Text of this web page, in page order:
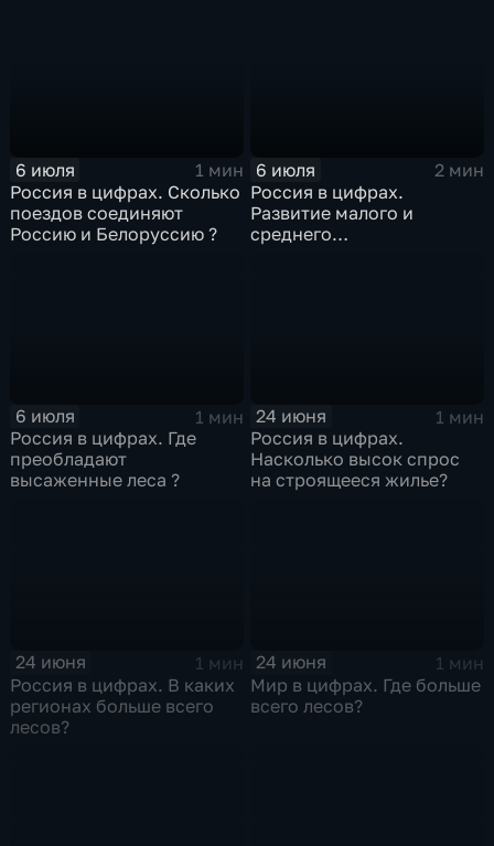
6 июля
1 мин
Россия в цифрах. Сколько
поездов соединяют
Россию и Белоруссию ?
6 июля
2 мин
Россия в цифрах.
Развитие малого и
среднего
6 июля
1 мин
Россия в цифрах. Где
преобладают
высаженные леса ?
24 июня
1 мин
Россия в цифрах.
Насколько высок спрос
на строящееся жилье?
24 июня
1 мин
Россия в цифрах. В каких
регионах больше всего
лесов?
24 июня
1 мин
Мир в цифрах. Где больше
всего лесов?